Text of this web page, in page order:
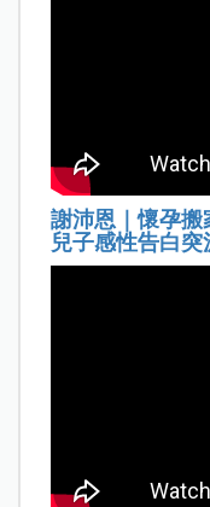
謝沛恩｜懷孕
兒子感性告白